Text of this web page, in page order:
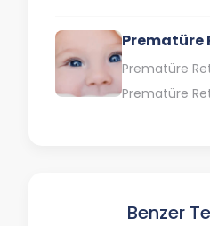
kullanılan bir
göz doktorları
Prematüre
Prematüre
Prematüre
Benzer